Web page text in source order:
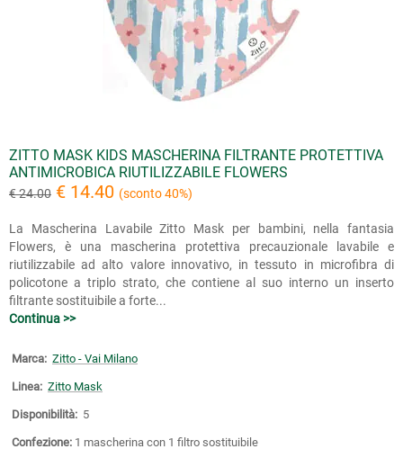
ZITTO MASK KIDS MASCHERINA FILTRANTE PROTETTIVA
ANTIMICROBICA RIUTILIZZABILE FLOWERS
€ 24.00 € 14.40 (sconto 40%)
La Mascherina Lavabile Zitto Mask per bambini, nella fantasia
Flowers, è una mascherina protettiva precauzionale lavabile e
riutilizzabile ad alto valore innovativo, in tessuto in microfibra di
policotone a triplo strato, che contiene al suo interno un inserto
filtrante sostituibile a forte...
Continua >>
Marca: Zitto - Vai Milano
Linea: Zitto Mask
Disponibilità: 5
Confezione: 1 mascherina con 1 filtro sostituibile